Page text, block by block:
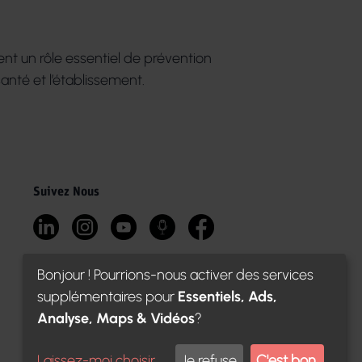
un rôle essentiel de prévention
et l’établissement.
Suivez Nous
Bonjour ! Pourrions-nous activer des services
supplémentaires pour Essentiels, Ads,
Analyse, Maps & Vidéos?